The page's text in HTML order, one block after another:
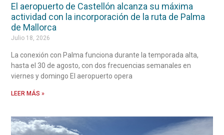
El aeropuerto de Castellón alcanza su máxima
actividad con la incorporación de la ruta de Palma
de Mallorca
Julio 18, 2026
La conexión con Palma funciona durante la temporada alta,
hasta el 30 de agosto, con dos frecuencias semanales en
viernes y domingo El aeropuerto opera
LEER MÁS »